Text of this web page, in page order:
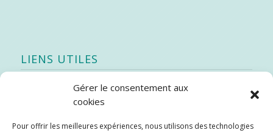
Gérer le consentement aux
cookies
Pour offrir les meilleures expériences, nous utilisons des technologies
LIENS UTILES
Quoi de neuf
Stratégie québécoise d’économie d’eau potable